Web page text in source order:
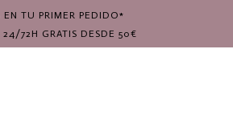
EN TU PRIMER PEDIDO*
24/72H GRATIS DESDE 50€